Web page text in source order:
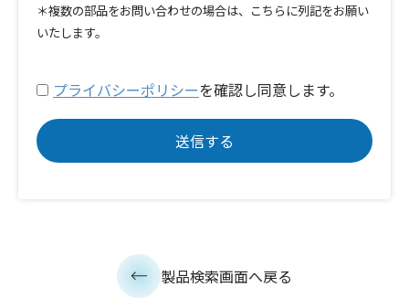
＊複数の部品をお問い合わせの場合は、こちらに列記をお願い
いたします。
プライバシーポリシーを確認し同意します。
製品検索画面へ戻る